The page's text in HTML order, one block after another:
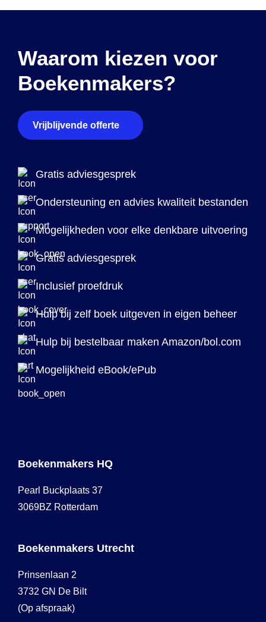
Waarom kiezen voor
Boekenmakers?
Vrijblijvende offerte
Gratis adviesgesprek
Ondersteuning en advies kwaliteit bestanden
Mogelijkheden voor elke denkbare uitvoering
Gratis adviesgesprek
Inclusief proefdruk
Hulp bij zelf boek uitgeven in eigen beheer
Hulp bij bestelbaar maken Amazon/bol.com
Mogelijkheid eBook/ePub
Boekenmakers HQ
Pearl Buckplaats 37
3069BZ Rotterdam
Boekenmakers Utrecht
Prinsenlaan 2
3732 GN De Bilt
(Op afspraak)